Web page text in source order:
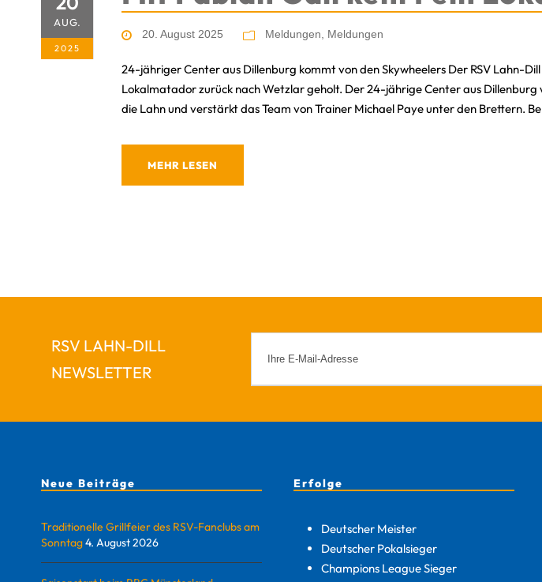
AUG.
2025
20. August 2025 Meldungen Meldungen
24-jähriger Center aus Dillenburg kommt von den Skywheelers Der RSV Lahn-
Lokalmatador zurück nach Wetzlar geholt. Der 24-jährige Center aus Dillenburg
die Lahn und verstärkt das Team von Trainer Michael Paye unter den Brettern.
MEHR LESEN
RSV LAHN-DILL
NEWSLETTER
Neue Beiträge
Traditionelle Grillfeier des RSV-Fanclubs am
Sonntag4. August 2026
Erfolge
Deutscher Meister
Deutscher Pokalsieger
Champions League Sieger